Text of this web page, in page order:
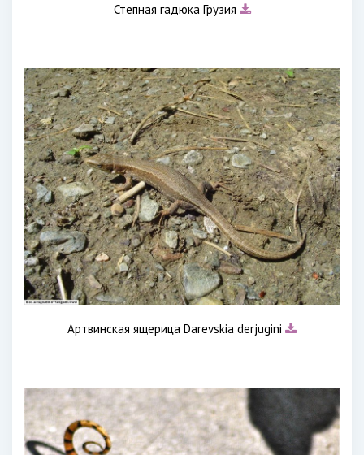
Степная гадюка Грузия
Артвинская ящерица Darevskia derjugini